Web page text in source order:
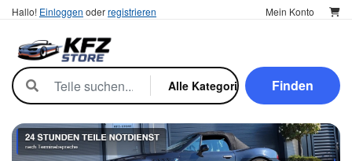
Hallo! Einloggen oderregistrieren Mein Konto
Finden